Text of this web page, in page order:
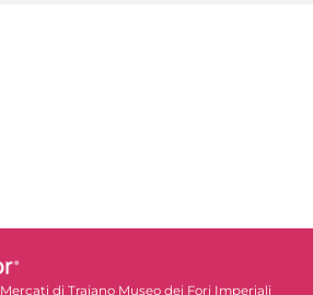
Mercati di Traiano Museo dei Fori Imperiali